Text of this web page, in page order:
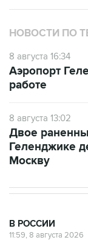
НОВОСТИ ПО
8 августа 16:34
Аэропорт
работе
8 августа 13:02
Двое
Геленджике
Москву
В РОССИИ
11:59, 8 августа 2026